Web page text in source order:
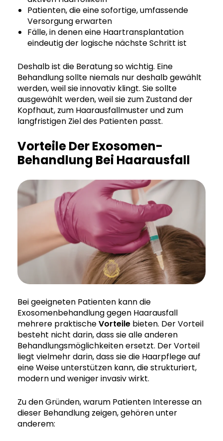
Patienten, die eine sofortige, umfassende
Versorgung erwarten
Fälle, in denen eine Haartransplantation
eindeutig der logische nächste Schritt ist
Deshalb ist die Beratung so wichtig. Eine
Behandlung sollte niemals nur deshalb gewählt
werden, weil sie innovativ klingt. Sie sollte
ausgewählt werden, weil sie zum Zustand der
Kopfhaut, zum Haarausfallmuster und zum
langfristigen Ziel des Patienten passt.
Vorteile Der Exosomen-
Behandlung Bei Haarausfall
Bei geeigneten Patienten kann die
Exosomenbehandlung gegen Haarausfall
mehrere praktischeVorteile bieten. Der Vorteil
besteht nicht darin, dass sie alle anderen
Behandlungsmöglichkeiten ersetzt. Der Vorteil
liegt vielmehr darin, dass sie die Haarpflege auf
eine Weise unterstützen kann, die strukturiert,
modern und weniger invasiv wirkt.
Zu den Gründen, warum Patienten Interesse an
dieser Behandlung zeigen, gehören unter
anderem: